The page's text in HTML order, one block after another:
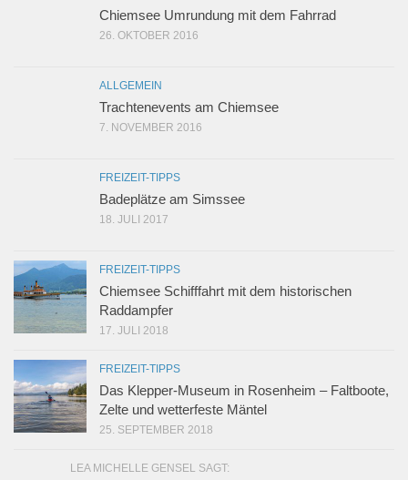
Chiemsee Umrundung mit dem Fahrrad
26. OKTOBER 2016
ALLGEMEIN
Trachtenevents am Chiemsee
7. NOVEMBER 2016
FREIZEIT-TIPPS
Badeplätze am Simssee
18. JULI 2017
FREIZEIT-TIPPS
Chiemsee Schifffahrt mit dem historischen
Raddampfer
17. JULI 2018
FREIZEIT-TIPPS
Das Klepper-Museum in Rosenheim – Faltboote,
Zelte und wetterfeste Mäntel
25. SEPTEMBER 2018
LEA MICHELLE GENSEL SAGT: